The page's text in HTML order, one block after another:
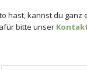
hast, kannst du ganz
bitte unser